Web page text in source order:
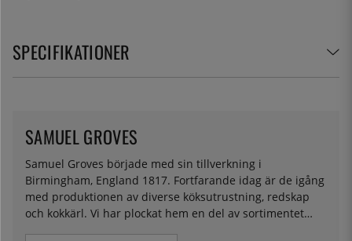
SPECIFIKATIONER
Samuel Groves började med sin tillverkning i
Birmingham, England 1817. Fortfarande idag är de igång
med produktionen av diverse köksutrustning, redskap
och kokkärl. Vi har plockat hem en del av sortimentet
SAMUEL GROVES